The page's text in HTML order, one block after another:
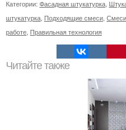
Категории: Фасадная штукатурка
штукатурка Подходящие смеси
работе Правильная технология
Читайте также